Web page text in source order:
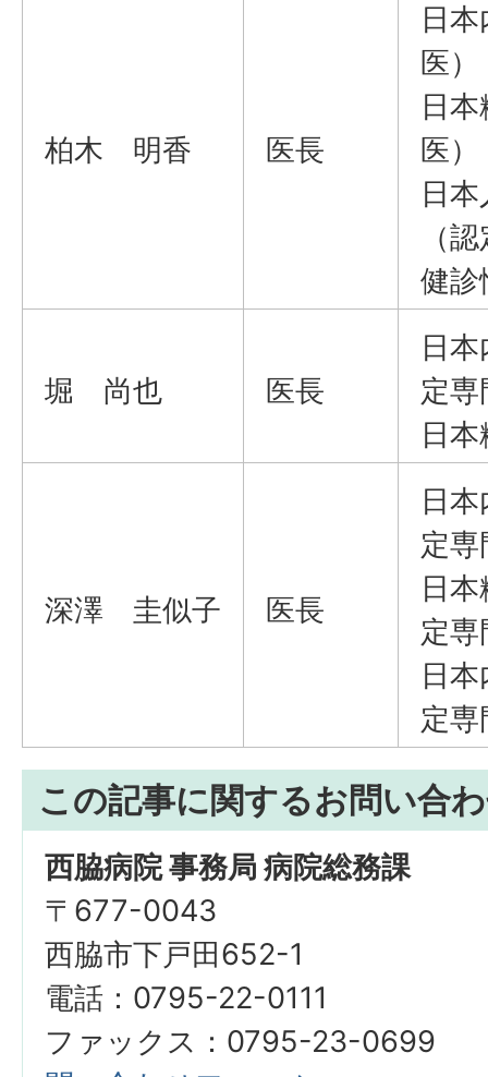
柏木 明香 医長
日
医）
日
医）
日
（
健診
堀 尚也 医長
日
定
日
深澤 圭似子 医長
日
定
日
定
日
定
この記事に関するお問い合
西脇病院 事務局 病院総務課
〒677-0043
西脇市下戸田652-1
電話：0795-22-0111
ファックス：0795-23-0699